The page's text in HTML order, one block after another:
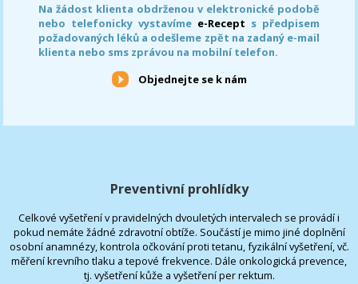
Na žádost klienta obdrženou v elektronické podobě
nebo telefonicky vystavíme e-Recept s předpisem
požadovaných léků a odešleme zpět na zadaný e-mail
klienta nebo sms zprávou na mobilní telefon.
Objednejte se k nám
Preventivní prohlídky
Celkové vyšetření v pravidelných dvouletých intervalech se provádí i
pokud nemáte žádné zdravotní obtíže. Součástí je mimo jiné doplnění
osobní anamnézy, kontrola očkování proti tetanu, fyzikální vyšetření, vč.
měření krevního tlaku a tepové frekvence. Dále onkologická prevence,
tj. vyšetření kůže a vyšetření per rektum.